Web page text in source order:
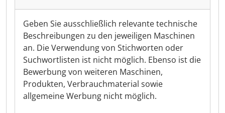
Geben Sie ausschließlich relevante technische
Beschreibungen zu den jeweiligen Maschinen
an. Die Verwendung von Stichworten oder
Suchwortlisten ist nicht möglich. Ebenso ist die
Bewerbung von weiteren Maschinen,
Produkten, Verbrauchmaterial sowie
allgemeine Werbung nicht möglich.